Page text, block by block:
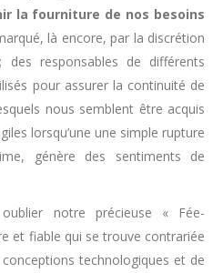
la fourniture de nos besoins
là encore, par la discrétion
des responsables de différents
pour assurer la continuité de
nous semblent être acquis
lorsqu’une une simple rupture
génère des sentiments de
notre précieuse « Fée-
et fiable qui se trouve contrariée
technologiques et de